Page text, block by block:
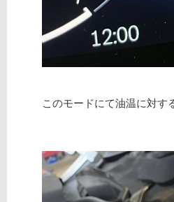
このモードにて油温に対す